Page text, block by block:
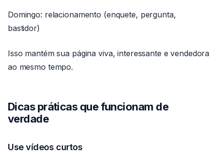
Domingo: relacionamento (enquete, pergunta,
bastidor)
Isso mantém sua página viva, interessante e vendedora
ao mesmo tempo.
Dicas práticas que funcionam de
verdade
Use vídeos curtos